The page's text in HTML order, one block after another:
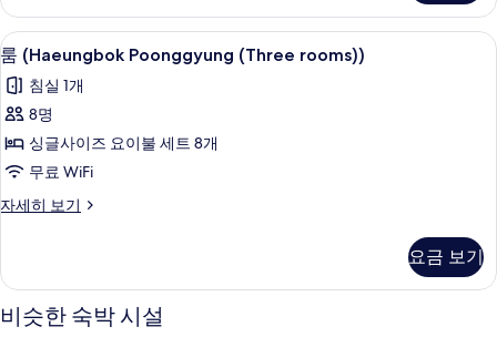
보
기
rooms))
자
세
히
보
기
룸
(Haeungbok
Poonggyung
(Three
rooms))
사
진
보
기
7
룸 (Haeungbok Poonggyung (Three rooms))
침실 1개
8명
싱글사이즈 요이불 세트 8개
무료 WiFi
자세히 보기
룸
rooms))
자
세
요금 보기
비슷한 숙박 시설